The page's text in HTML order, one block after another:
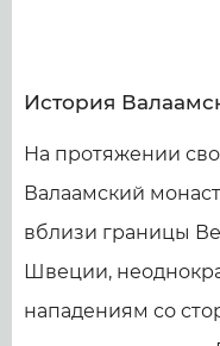
История
На протяжении
Валаамский
вблизи границы
Швеции,
нападениям со